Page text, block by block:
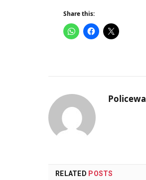
Share this:
RELATED POSTS